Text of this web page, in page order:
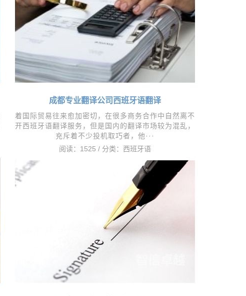
成都专业翻译公司西班牙语翻译
着国际贸易往来愈加密切，在很多商务合作中自然离不
开西班牙语翻译服务，但是国内的翻译市场较为混乱，
充斥着不少投机取巧者，他···
阅读：1525 / 分类： 西班牙语